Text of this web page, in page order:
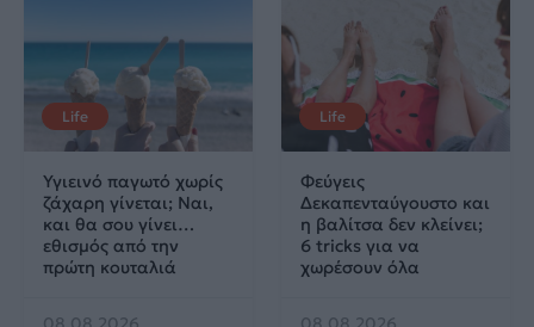
Life
Υγιεινό παγωτό χωρίς
ζάχαρη γίνεται; Ναι,
και θα σου γίνει…
εθισμός από την
πρώτη κουταλιά
Life
Φεύγεις
Δεκαπενταύγουστο και
η βαλίτσα δεν κλείνει;
6 tricks για να
χωρέσουν όλα